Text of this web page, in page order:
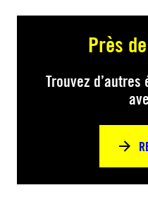
Près
Trouvez